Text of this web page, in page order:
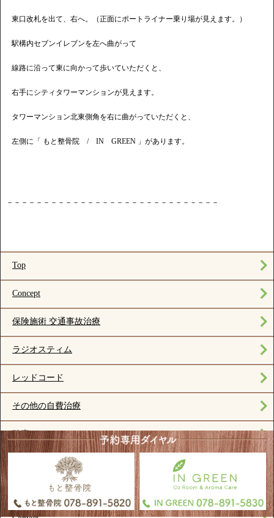
東口改札を出て、右へ。（正面にポートライナー乗り場が見えます。）
駅構内セブンイレブンを左へ曲がって
線路に沿って東に向かって歩いていただくと、
右手にシティタワーマンションが見えます。
タワーマンション北東側角を右に曲がっていただくと、
左側に「 もと整骨院 / IN GREEN 」があります。
－－－－－－－－－－－－－－－－－－－－－－－－－－－－－
Top
Concept
保険施術 交通事故治療
ラジオスティム
レッドコード
その他の自費治療
酸素ルーム